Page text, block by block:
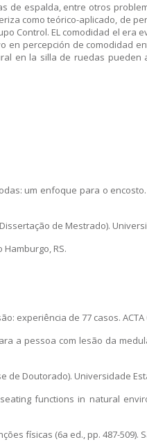
de espalda, entre otros
como teórico-aplicado, de
Control. EL comodidad el era
percepción de comodidad
en la silla de ruedas
um enfoque para o
de Mestrado).
RS.
experiência de 77 casos.
a pessoa com lesão da
de Doutorado). Universidade
seating functions in natural
físicas (6a ed., pp. 487-509).